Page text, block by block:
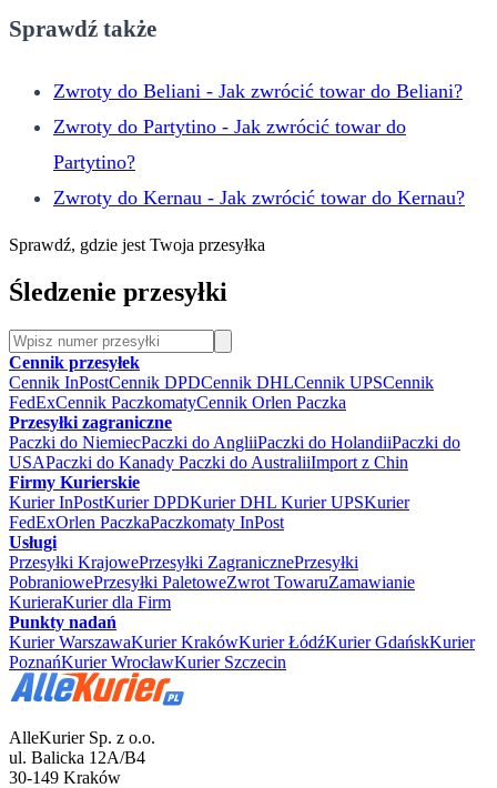
Sprawdź także
Zwroty do Beliani - Jak zwrócić towar do Beliani?
Zwroty do Partytino - Jak zwrócić towar do
Partytino?
Zwroty do Kernau - Jak zwrócić towar do Kernau?
Sprawdź, gdzie jest Twoja przesyłka
Śledzenie przesyłki
Cennik przesyłek
Cennik InPostCennik DPDCennik DHLCennik UPSCennik
FedExCennik PaczkomatyCennik Orlen Paczka
Przesyłki zagraniczne
Paczki do NiemiecPaczki do AngliiPaczki do HolandiiPaczki do
USAPaczki do Kanady Paczki do AustraliiImport z Chin
Firmy Kurierskie
Kurier InPostKurier DPDKurier DHL Kurier UPSKurier
FedExOrlen PaczkaPaczkomaty InPost
Usługi
Przesyłki KrajowePrzesyłki ZagranicznePrzesyłki
PobraniowePrzesyłki PaletoweZwrot TowaruZamawianie
KurieraKurier dla Firm
Punkty nadań
Kurier WarszawaKurier KrakówKurier ŁódźKurier GdańskKurier
PoznańKurier WrocławKurier Szczecin
AlleKurier Sp. z o.o.
ul. Balicka 12A/B4
30-149 Kraków